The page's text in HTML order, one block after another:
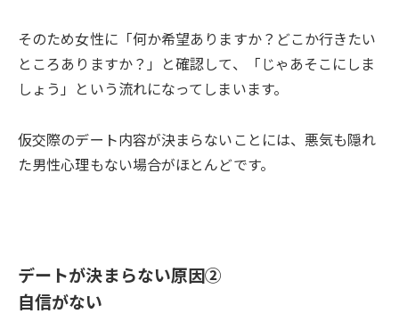
そのため女性に「何か希望ありますか？どこか行きたい
ところありますか？」と確認して、「じゃあそこにしま
しょう」という流れになってしまいます。
仮交際のデート内容が決まらないことには、悪気も隠れ
た男性心理もない場合がほとんどです。
デートが決まらない原因②
自信がない